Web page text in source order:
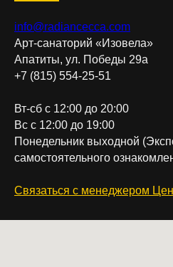
info@radiancecca.com
Арт-санаторий «Изовела»
Апатиты, ул. Победы 29а
+7 (815) 554-25-51
Вт-сб с 12:00 до 20:00
Вс с 12:00 до 19:00
Понедельник выходной
самостоятельного
Связаться с менеджером